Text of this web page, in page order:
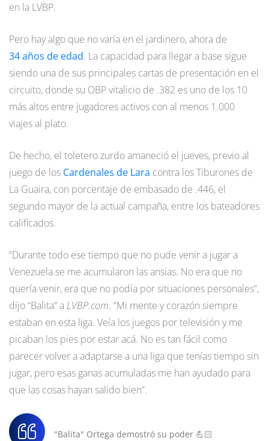
en la LVBP.
Pero hay algo que no varía en el jardinero, ahora de
34 años de edad. La capacidad para llegar a base sigue
siendo una de sus principales cartas de presentación en el
circuito, donde su OBP vitalicio de .382 es uno de los 10
más altos entre jugadores activos con al menos 1.000
viajes al plato.
De hecho, el toletero zurdo amaneció el jueves, previo al
juego de los Cardenales de Lara contra los Tiburones de
La Guaira, con porcentaje de embasado de .446, el
segundo mayor de la actual campaña, entre los bateadores
calificados.
“Durante todo ese tiempo que no pude venir a jugar a
Venezuela se me acumularon las ansias. No era que no
quería venir, era que no podía por situaciones personales”,
dijo “Balita” a LVBP.com. “Mi mente y corazón siempre
estaban en esta liga. Veía los juegos por televisión y me
picaban los pies por estar acá. No es tan fácil como
parecer volver a adaptarse a una liga que tenías tiempo sin
jugar, pero esas ganas acumuladas me han ayudado para
que las cosas hayan salido bien”.
"Balita" Ortega demostró su poder 💪🏻